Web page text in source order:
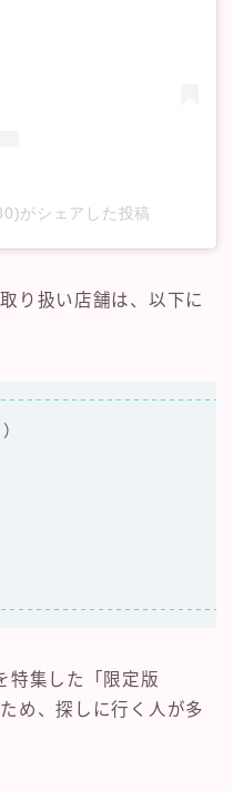
がシェアした投稿
り扱い店舗は、以下に
特集した「限定版
め、探しに行く人が多